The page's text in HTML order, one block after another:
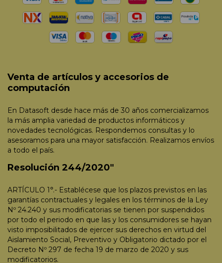
Venta de artículos y accesorios de
computación
En Datasoft desde hace más de 30 años comercializamos
la más amplia variedad de productos informáticos y
novedades tecnológicas. Respondemos consultas y lo
asesoramos para una mayor satisfacción. Realizamos envíos
a todo el país.
Resolución 244/2020"
ARTÍCULO 1°.- Establécese que los plazos previstos en las
garantías contractuales y legales en los términos de la Ley
Nº 24.240 y sus modificatorias se tienen por suspendidos
por todo el periodo en que las y los consumidores se hayan
visto imposibilitados de ejercer sus derechos en virtud del
Aislamiento Social, Preventivo y Obligatorio dictado por el
Decreto Nº 297 de fecha 19 de marzo de 2020 y sus
modificatorios.